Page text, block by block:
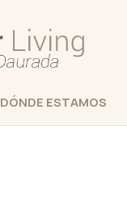
DÓNDE ESTAMOS